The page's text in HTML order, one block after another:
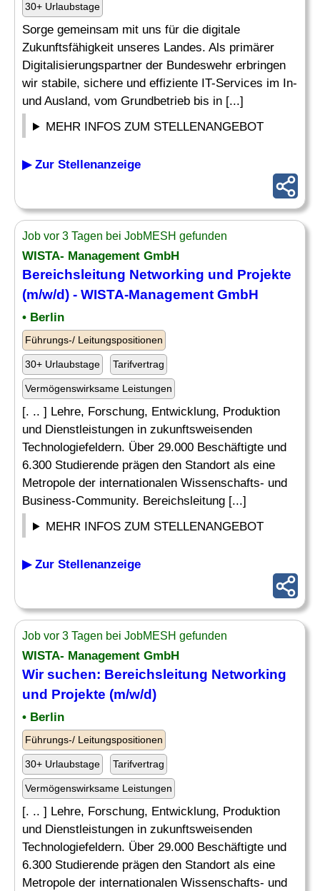
30+ Urlaubstage
Sorge gemeinsam mit uns für die digitale
Zukunftsfähigkeit unseres Landes. Als primärer
Digitalisierungspartner der Bundeswehr erbringen
wir stabile, sichere und effiziente IT-Services im In-
und Ausland, vom Grundbetrieb bis in [...]
MEHR INFOS ZUM STELLENANGEBOT
▶ Zur Stellenanzeige
Job vor 3 Tagen bei JobMESH gefunden
WISTA- Management GmbH
Bereichsleitung Networking und Projekte
(m/w/d) - WISTA-Management GmbH
• Berlin
Führungs-/ Leitungspositionen
30+ Urlaubstage Tarifvertrag
Vermögenswirksame Leistungen
[. .. ] Lehre, Forschung, Entwicklung, Produktion
und Dienstleistungen in zukunftsweisenden
Technologiefeldern. Über 29.000 Beschäftigte und
6.300 Studierende prägen den Standort als eine
Metropole der internationalen Wissenschafts- und
Business-Community. Bereichsleitung [...]
MEHR INFOS ZUM STELLENANGEBOT
▶ Zur Stellenanzeige
Job vor 3 Tagen bei JobMESH gefunden
WISTA- Management GmbH
Wir suchen: Bereichsleitung Networking
und Projekte (m/w/d)
• Berlin
Führungs-/ Leitungspositionen
30+ Urlaubstage Tarifvertrag
Vermögenswirksame Leistungen
[. .. ] Lehre, Forschung, Entwicklung, Produktion
und Dienstleistungen in zukunftsweisenden
Technologiefeldern. Über 29.000 Beschäftigte und
6.300 Studierende prägen den Standort als eine
Metropole der internationalen Wissenschafts- und